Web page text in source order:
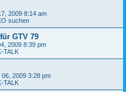
2009 8:14 am
suchen
GTV 79
2009 8:39 pm
TALK
06, 2009 3:28 pm
TALK